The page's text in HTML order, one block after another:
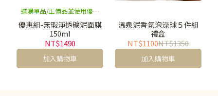
選購單品/正價品並使用優惠
劵，請到溫泉泥系列選單加
到購物車並結帳，此頁面含
優惠組將無法套用優惠劵
優惠組-無瑕淨透礦泥面膜
150ml
NT$1490
加入購物車
溫泉泥香氛泡澡球５件組
禮盒
NT$1100NT$1350
加入購物車